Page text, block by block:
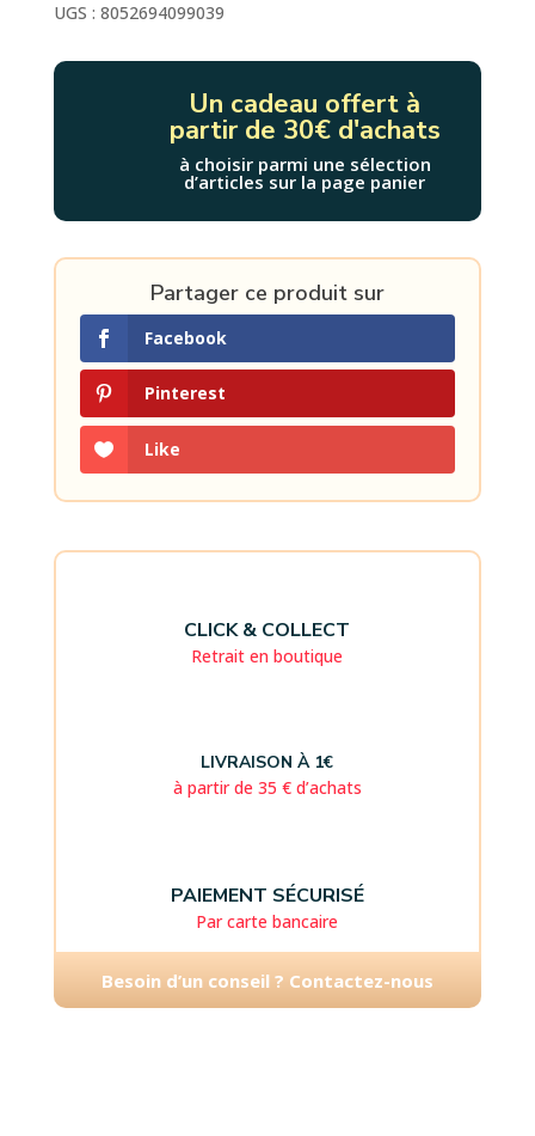
UGS : 8052694099039
Un cadeau offert à
partir de 30€ d'achats
à choisir parmi une sélection
d’articles sur la page panier
Partager ce produit sur
Facebook
Pinterest
Like
CLICK & COLLECT
Retrait en boutique
LIVRAISON À 1€
à partir de 35 € d’achats
PAIEMENT SÉCURISÉ
Par carte bancaire
Besoin d’un conseil ? Contactez-nous